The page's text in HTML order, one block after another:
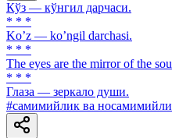
Кўз — кўнгил дарчаси.
* * *
Koʼz — koʼngil darchasi.
* * *
The eyes are the mirror of the
* * *
Глаза — зеркало души.
#самимийлик ва